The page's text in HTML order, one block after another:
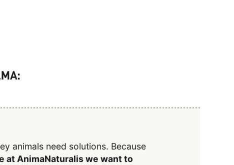
animals need solutions. Because
at AnimaNaturalis we want to